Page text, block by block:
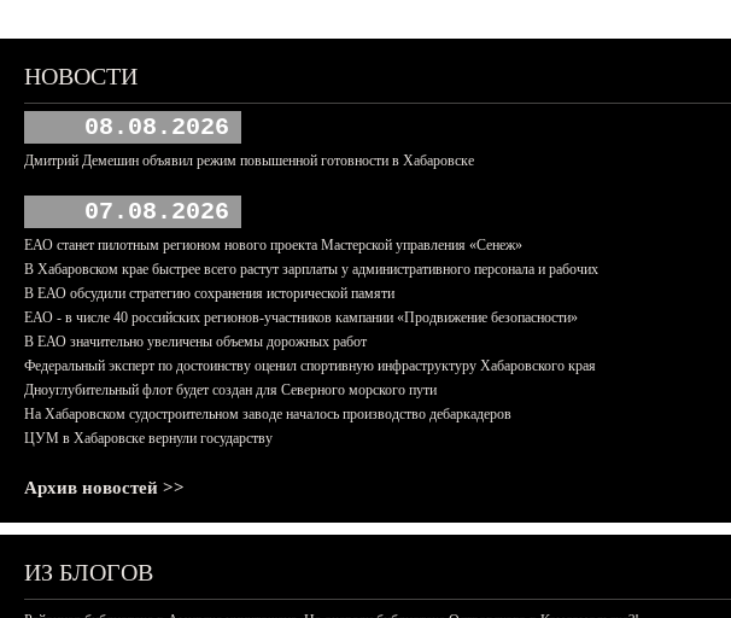
НОВОСТИ
08.08.2026
Дмитрий Демешин объявил режим повышенной готовности в Хабаровске
07.08.2026
ЕАО станет пилотным регионом нового проекта Мастерской управления «Сенеж»
В Хабаровском крае быстрее всего растут зарплаты у административного персонала и рабочих
В ЕАО обсудили стратегию сохранения исторической памяти
ЕАО - в числе 40 российских регионов-участников кампании «Продвижение безопасности»
В ЕАО значительно увеличены объемы дорожных работ
Федеральный эксперт по достоинству оценил спортивную инфраструктуру Хабаровского края
Дноуглубительный флот будет создан для Северного морского пути
На Хабаровском судостроительном заводе началось производство дебаркадеров
ЦУМ в Хабаровске вернули государству
Архив новостей >>
ИЗ БЛОГОВ